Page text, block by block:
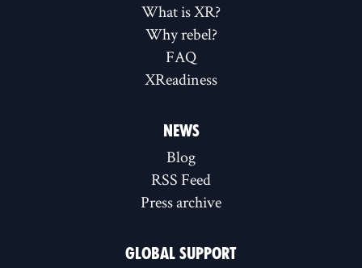
What is XR?
Why rebel?
FAQ
XReadiness
NEWS
Blog
RSS Feed
Press archive
GLOBAL SUPPORT